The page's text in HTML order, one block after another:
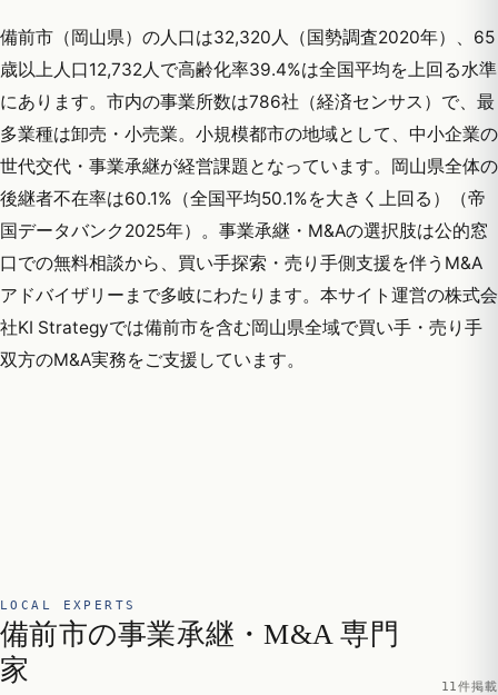
備前市（岡山県）の人口は32,320人（国勢調査2020年）、65
歳以上人口12,732人で高齢化率39.4%は全国平均を上回る水準
にあります。市内の事業所数は786社（経済センサス）で、最
多業種は卸売・小売業。小規模都市の地域として、中小企業の
世代交代・事業承継が経営課題となっています。岡山県全体の
後継者不在率は60.1%（全国平均50.1%を大きく上回る）（帝
国データバンク2025年）。事業承継・M&Aの選択肢は公的窓
口での無料相談から、買い手探索・売り手側支援を伴うM&A
アドバイザリーまで多岐にわたります。本サイト運営の株式会
社KI Strategyでは備前市を含む岡山県全域で買い手・売り手
双方のM&A実務をご支援しています。
LOCAL EXPERTS
備前市の事業承継・M&A 専門
家
11件掲載